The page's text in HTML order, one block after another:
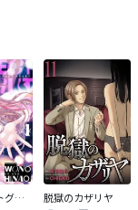
パーフェクトグリッター
脱獄のカザリヤ